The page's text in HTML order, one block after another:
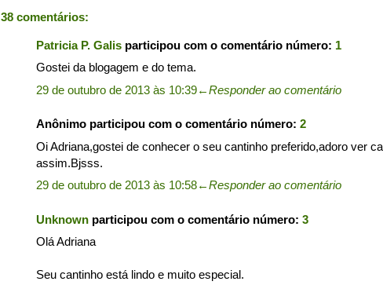
38 comentários:
Patricia P. Galis participou com o comentário número: 1
Gostei da blogagem e do tema.
29 de outubro de 2013 às 10:39←Responder ao comentário
Anônimo participou com o comentário número: 2
Oi Adriana,gostei de conhecer o seu cantinho preferido,adoro ver
assim.Bjsss.
29 de outubro de 2013 às 10:58←Responder ao comentário
Unknown participou com o comentário número: 3
Olá Adriana
Seu cantinho está lindo e muito especial.